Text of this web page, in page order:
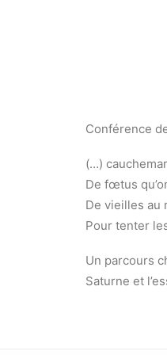
Conférence
(…)
De fœtus
De vieilles au
Pour tenter
Un parcours
Saturne et